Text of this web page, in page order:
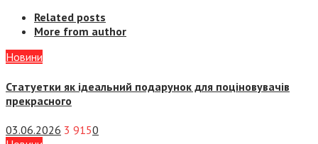
Related posts
More from author
Новини
Статуетки як ідеальний подарунок для поціновувачів
прекрасного
03.06.2026 3 9150